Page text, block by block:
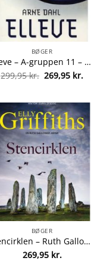
BØGER
Elleve – A-gruppen 11 – Hæftet fra 9788770533072
299,95kr. Den
oprindelige
299,95 kr..
269,95 kr.Den
BØGER
Stencirklen – Ruth Galloway 11 – Hæftet fra 9788712066798
269,95 kr.